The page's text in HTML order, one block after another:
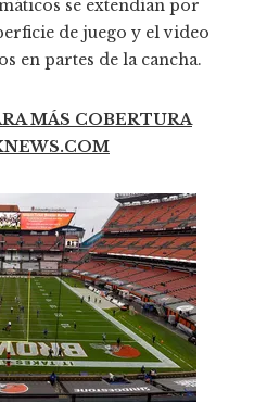
se extendían por
de juego y el video
en partes de la cancha.
MÁS COBERTURA